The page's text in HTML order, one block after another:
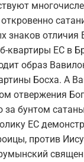
знаков отличия
квартиры ЕС в
образ
Босха. А
отвержения
за бунтом
ЕС
против